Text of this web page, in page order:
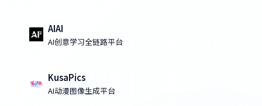
AIAI
AI创意学习全链路平台
KusaPics
AI动漫图像生成平台